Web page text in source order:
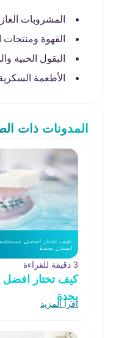
المشروبات
القهوة ومنتجات
البقول الحبية
الأطعمة
المدونات ذات
3 دقيقة للقراءة
كيف تختار
بجدة
اقرأ المزيد